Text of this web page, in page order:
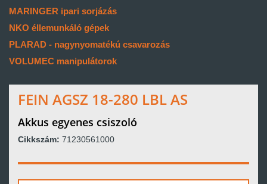
MARINGER ipari sorjázás
NKO éllemunkáló gépek
PLARAD - nagynyomatékú csavarozás
VOLUMEC manipulátorok
FEIN AGSZ 18-280 LBL AS
Akkus egyenes csiszoló
Cikkszám: 71230561000